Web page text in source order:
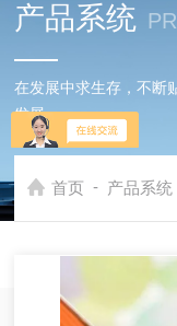
产品系统
在发展中求生存，不断
发展
首页 - 产品系统